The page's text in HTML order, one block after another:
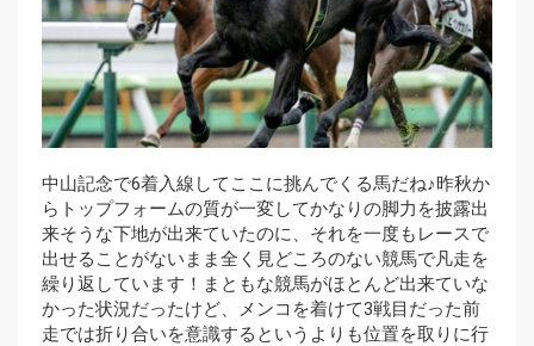
中山記念で6着入線してここに挑んでくる馬だね♪昨秋か
らトップフォームの質が一変してかなりの脚力を披露出
来そうな下地が出来ていたのに、それを一度もレースで
出せることがないまま全く見どころのない競馬で凡走を
繰り返しています！まともな競馬がほとんど出来ていな
かった状況だったけど、メンコを着けて3戦目だった前
走では折り合いを意識するというよりも位置を取りに行